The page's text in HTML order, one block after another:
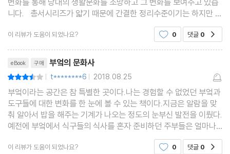
니다. 총서시리즈가 얇기 때문에 간결한 정리수준이기는 하지만 내
용도 쉽고 편하게 읽을 수 있었고 변화되는 집들의 도면이나 새로운
부엌용품이 나왔을 당시의 광고포스터 또는
이 리뷰가 도움이 되었나요? 0 댓글 0
eBook 구매 부엌의 문화사
| t********6 | 2018.08.25
부엌이라는 공간은 참 특별한 곳이다.나는 경험할 수 없었던 부엌과
도구들에 대한 변화를 한 눈에 볼 수 있는 책이다.지금은 알람을 맞
춰 알아서 밥을 해주는 기계가 나오는 정도의 눈부신 발전을 이뤘다.
예전에 부엌에서 식구들의 식사를 혼자 준비하던 주부들은 얼마나
힘들었을까 하는 생각이 들었다.그렇다고 현대의 여성이 편하다거
나 그런건 아니다.오히려 부엌이 눈부시게 변모하
이 리뷰가 도움이 되었나요? 0 댓글 0